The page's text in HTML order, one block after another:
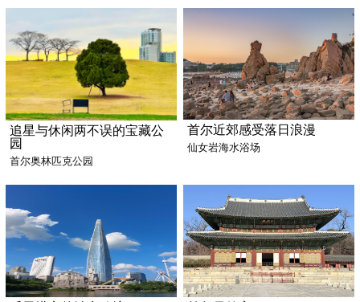
追星与休闲两不误的宝藏公
园
首尔奥林匹克公园
首尔近郊感受落日浪漫
仙女岩海水浴场